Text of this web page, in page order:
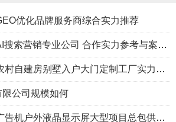
优化品牌服务商综合实力推荐
2026年资质齐全的AI搜索营销专业公司 合作实力参考与案例盘点
2026年用料扎实的农村自建房别墅入户大门定制工厂实力公司推荐
公司规模如何
2026年甄选的户外广告机户外液晶显示屏大型项目总包供应商推荐